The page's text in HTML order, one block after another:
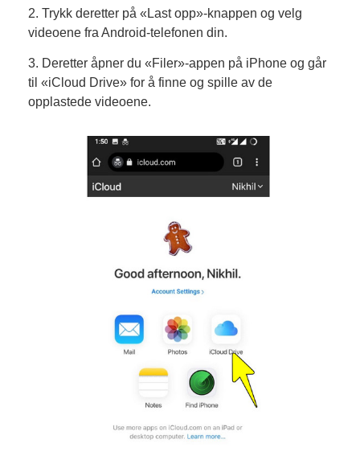
2. Trykk deretter på «Last opp»-knappen og velg
videoene fra Android-telefonen din.
3. Deretter åpner du «Filer»-appen på iPhone og går
til «iCloud Drive» for å finne og spille av de
opplastede videoene.